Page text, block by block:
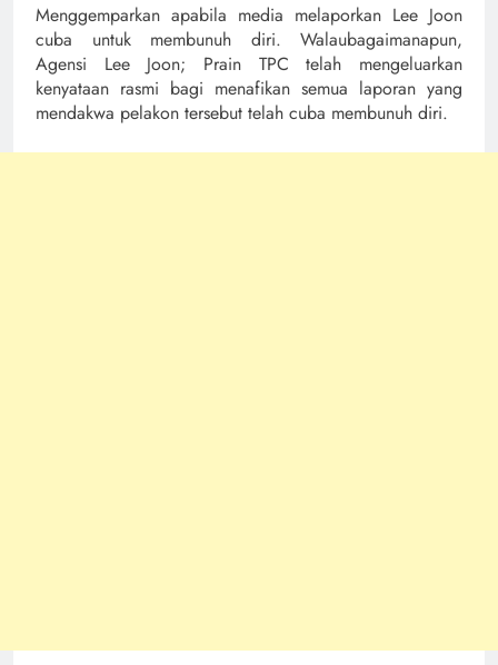
Menggemparkan apabila media melaporkan Lee Joon
cuba untuk membunuh diri. Walaubagaimanapun,
Agensi Lee Joon; Prain TPC telah mengeluarkan
kenyataan rasmi bagi menafikan semua laporan yang
mendakwa pelakon tersebut telah cuba membunuh diri.